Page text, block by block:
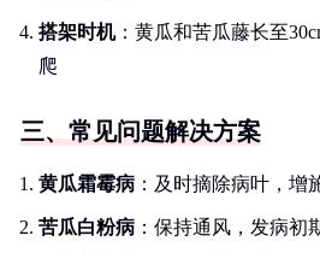
搭架时机：黄瓜和苦瓜藤长至
爬
三、常见问题解决方案
黄瓜霜霉病 ：及时摘除病叶，增
苦瓜白粉病 ：保持通风，发病初